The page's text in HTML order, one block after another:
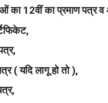
का 12वीं का प्रमाण पत्र
( यदि लागू हो तो ),